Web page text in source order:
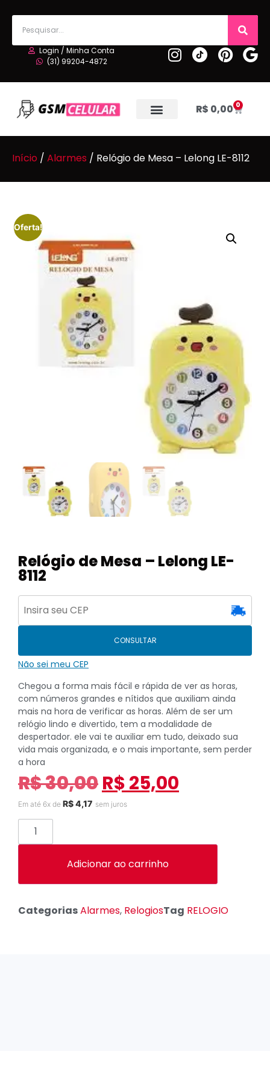
Login / Minha Conta
(31) 99204-4872
R$ 0,00 0
Início / Alarmes / Relógio de Mesa – Lelong LE-8112
Oferta!
Relógio de Mesa – Lelong LE-
8112
CONSULTAR
Não sei meu CEP
Chegou a forma mais fácil e rápida de ver as horas,
com números grandes e nítidos que auxiliam ainda
mais na hora de verificar as horas. Além de ser um
relógio lindo e divertido, tem a modalidade de
despertador. ele vai te auxiliar em tudo, deixado sua
vida mais organizada, e o mais importante, sem perder
a hora
R$30,00R$25,00
Em até 6x de R$4,17 sem juros
Adicionar ao carrinho
CategoriasAlarmes, RelogiosTag RELOGIO